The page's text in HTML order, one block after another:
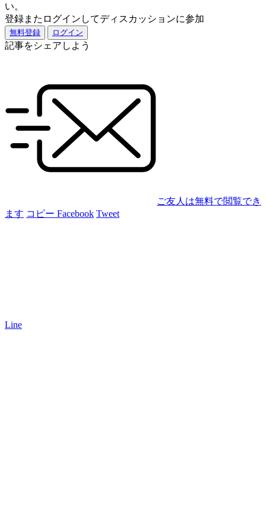
い。
登録またログインしてディスカッションに参加
無料登録 ログイン
記事をシェアしよう
ご友人は無料で閲覧でき
ます コピー Facebook Tweet
Line